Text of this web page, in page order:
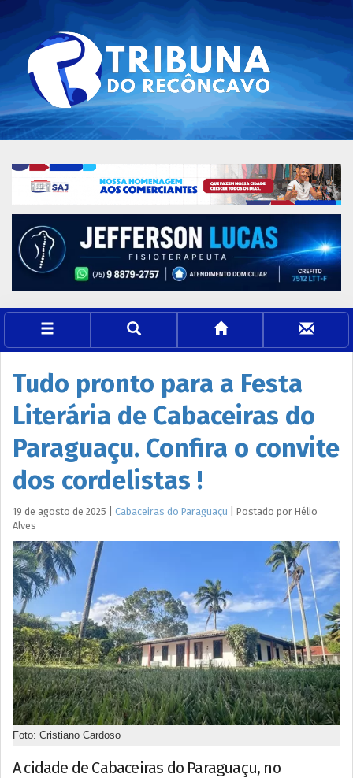
Tudo pronto para a Festa
Literária de Cabaceiras do
Paraguaçu. Confira o convite
dos cordelistas !
19 de agosto de 2025 Cabaceiras do Paraguaçu Postado por Hélio
Alves
Foto: Cristiano Cardoso
A cidade de Cabaceiras do Paraguaçu, no